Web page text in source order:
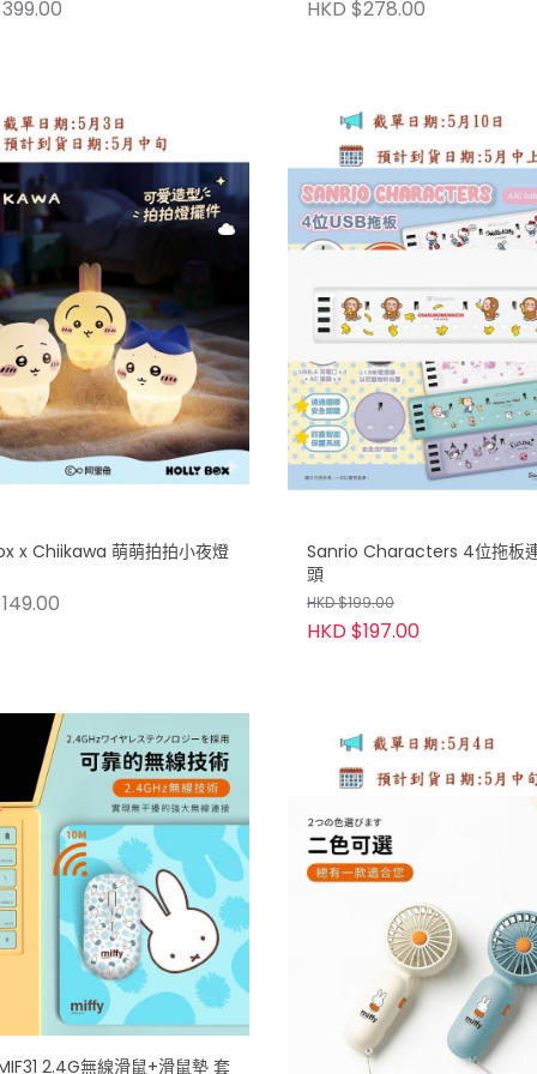
HKD $278.00
x Chiikawa 萌萌拍拍小夜燈
Sanrio Characters 4位拖板
頭
HKD $199.00
HKD $197.00
2.4G無線滑鼠+滑鼠墊 套